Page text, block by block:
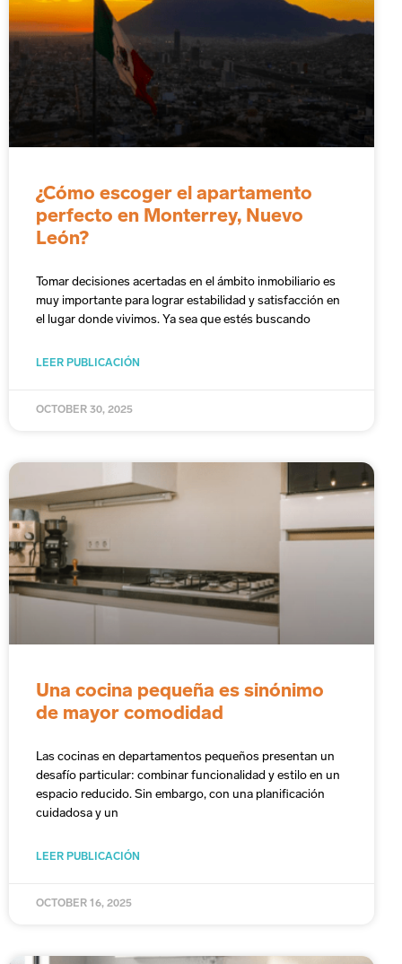
¿Cómo escoger el apartamento
perfecto en Monterrey, Nuevo
León?
Tomar decisiones acertadas en el ámbito inmobiliario es
muy importante para lograr estabilidad y satisfacción en
el lugar donde vivimos. Ya sea que estés buscando
LEER PUBLICACIÓN
OCTOBER 30, 2025
Una cocina pequeña es sinónimo
de mayor comodidad
Las cocinas en departamentos pequeños presentan un
desafío particular: combinar funcionalidad y estilo en un
espacio reducido. Sin embargo, con una planificación
cuidadosa y un
LEER PUBLICACIÓN
OCTOBER 16, 2025